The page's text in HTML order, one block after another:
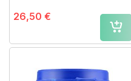
26,50 €